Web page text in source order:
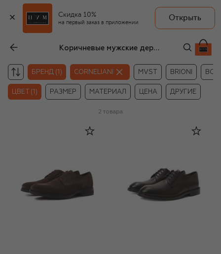
Скидка 10%
на первый заказ в приложении
Открыть
Коричневые мужские дерби Corneliani
БРЕНД (1) CORNELIANI MVST BRIONI
ЦВЕТ (1) РАЗМЕР МАТЕРИАЛ ЦЕНА ДРУГИЕ
2 товара